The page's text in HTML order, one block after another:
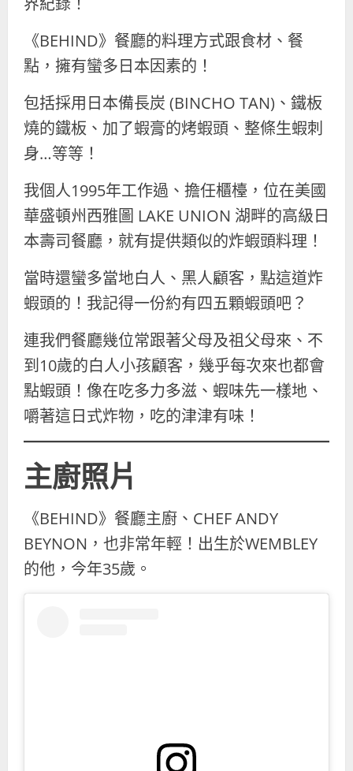
《BEHIND》餐廳的料理方式跟食材、餐
點，擁有蠻多日本因素的！
包括採用日本備長炭 (BINCHO TAN)、鐵板
燒的鐵板、加了蝦膏的烤蝦頭、整條生蝦刺
身…等等！
我個人1995年工作過、擔任櫃檯，位在美國
華盛頓州西雅圖 LAKE UNION 湖畔的高級日
本壽司餐廳，就有提供類似的炸蝦頭料理！
當時還蠻多當地白人、黑人顧客，點這道炸
蝦頭的！我記得一份約有四五顆蝦頭吧？
連我們餐廳幾位常跟著父母及祖父母來、不
到10歲的白人小孩顧客，幾乎每次來也都會
點蝦頭！像在吃多力多滋、蝦味先一樣地、
嚼著這日式炸物，吃的津津有味！
主廚照片
《BEHIND》餐廳主廚、CHEF ANDY
BEYNON，也非常年輕！出生於WEMBLEY
的他，今年35歲。